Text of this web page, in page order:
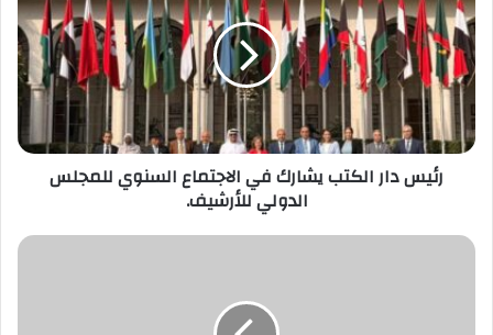
الكتب
يشارك
في
الاجتماع
السنوي
للمجلس
الدولي
للأرشيف.رئيس دار الكتب يشارك في الاجتماع السنوي للمجلس
الدولي للأرشيف.
Helwan